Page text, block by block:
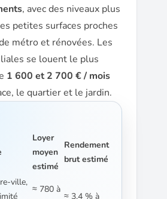
, avec des niveaux plus
petites surfaces proches
métro et rénovées. Les
se louent le plus
1 600 et 2 700 € / mois
le quartier et le jardin.
Loyer
moyen
estimé
Rendement
brut estimé
ville,
≈ 780 à
≈ 3,4 % à